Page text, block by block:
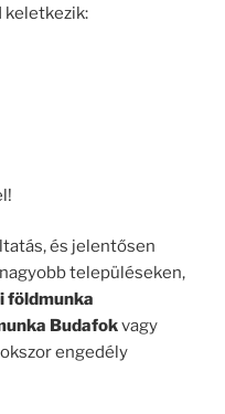
keletkezik:
és jelentősen
településeken,
földmunka
Budafokvagy
engedély